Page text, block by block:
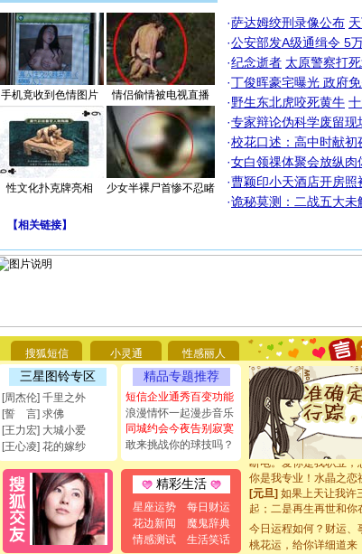
手机竟收到色情图片 情侣偷情被电视直播
性文化扑克牌亮相 少女半裸尸首惨不忍睹
·萨达姆绞刑录像公布
·公安部发A级通缉令 5
·纪念逝者 太原警察打
·丁俊晖豪宅曝光 政府
·野生东北虎咬死黄牛
·专家辩论伪科学废留
·校花口述：高中时献初
·女白领祼体聚会放纵肉
·曹颖印小天酒店开房照
·诡秘莫测：二战五大未
【相关链接】
搜狐短信 小灵通 性感丽人
三星图铃专区
[周杰伦] 千里之外
[誓 言] 求佛
[王力宏] 大城小爱
[王心凌] 花的嫁纱
精品专题推荐
短信企业通秀百变功能
浪漫情怀一起漫步音乐
同城约会今夜告别寂寞
敢来挑战你的球技吗？
精彩生活
星座运势
每日财运
花边新闻
魔鬼辞典
情感测试
生活笑话
你太多，只有给你五千
要平安！千万要知足！
[圣诞节]不只这样的日
能正大光明地骚扰你,告
都要快乐噢!
[圣诞节]奉上一颗祝福
如意,快乐,鲜花,一切美
[元旦]看到你我会触电
断电。爱你是我职业，
你是我专业！水晶之恋
[元旦]如果上天让我许
起；二是再生再世和你
离。水晶之恋祝你新年
[元旦]当我狠下心扭头
泣，这痛楚让我明白我
今日运程如何？财运、
桃花运，给你详细道来